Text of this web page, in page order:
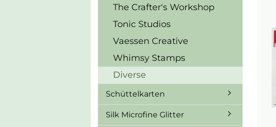
The Crafter's Workshop
Tonic Studios
Vaessen Creative
Whimsy Stamps
Diverse
Schüttelkarten
Silk Microfine Glitter